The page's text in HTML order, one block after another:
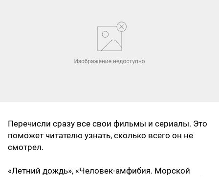
Перечисли сразу все свои фильмы и сериалы. Это
поможет читателю узнать, сколько всего он не
смотрел.
«Летний дождь», «Человек-амфибия. Морской